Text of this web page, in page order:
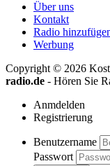
Über uns
Kontakt
Radio
Werbung
Copyright © 2026
radio.de - Hören Sie
Anmdelden
Registrierung
Benutzername
Passwort